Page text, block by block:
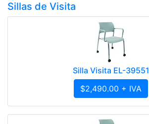
Sillas de Visita
Silla Visita EL-39551
$2,490.00 + IVA